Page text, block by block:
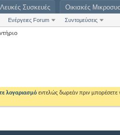
Ενέργειες Forum Συντομεύσεις
Λευκές Συσκευές Οικιακές
λογαριασμό εντελώς δωρεάν πριν